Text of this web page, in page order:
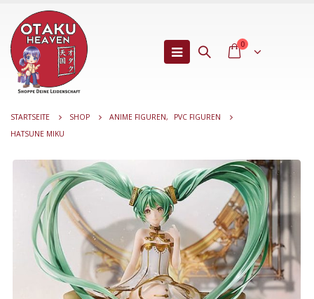
0
STARTSEITE SHOP ANIME FIGUREN,
PVC FIGUREN
HATSUNE MIKU